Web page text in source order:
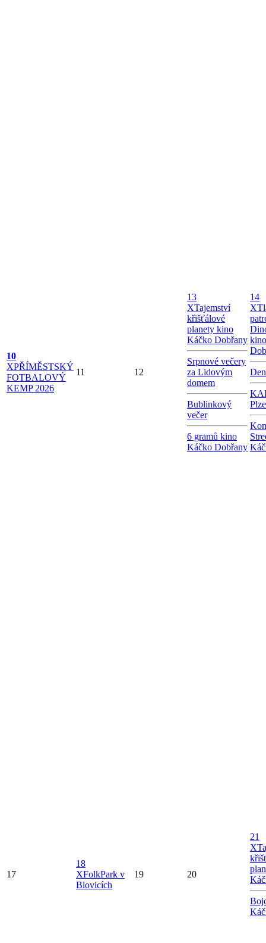
10
XPŘÍMĚSTSKÝ
FOTBALOVÝ
KEMP 2026
11 12
13
XTajemství
křišťálové
planety kino
Káčko Dobřany
Srpnové večery
za Lidovým
domem
Bublinkový
večer
6 gramů kino
Káčko Dobřany
14
X
17
18
XFolkPark v
Blovicích
19 20
21
X